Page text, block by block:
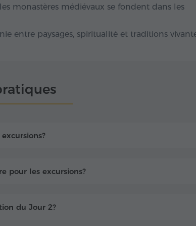
monastères médiévaux se fondent dans les
entre paysages, spiritualité et traditions
pour les excursions?
du Jour 2?